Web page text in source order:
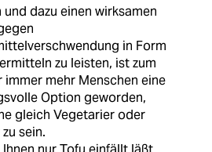
und dazu einen wirksamen
in Form
zu leisten, ist zum
immer mehr Menschen eine
Option geworden,
gleich Vegetarier oder
sein.